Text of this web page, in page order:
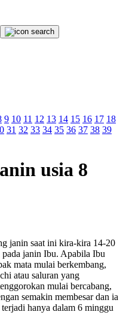
9 10 11 12 13 14 15 16 17 18
31 32 33 34 35 36 37 38 39
usia 8
janin saat ini kira-kira 14-20
janin Ibu. Apabila Ibu
mata mulai berkembang,
atau saluran yang
mulai bercabang,
semakin membesar dan ia
hanya dalam 6 minggu